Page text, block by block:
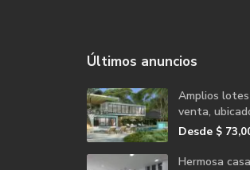
Últimos anuncios
Amplios
venta,
Desde $
Hermosa